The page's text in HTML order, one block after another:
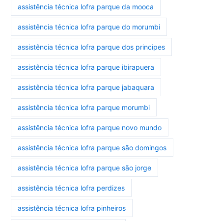
assistência técnica lofra parque da mooca
assistência técnica lofra parque do morumbi
assistência técnica lofra parque dos principes
assistência técnica lofra parque ibirapuera
assistência técnica lofra parque jabaquara
assistência técnica lofra parque morumbi
assistência técnica lofra parque novo mundo
assistência técnica lofra parque são domingos
assistência técnica lofra parque são jorge
assistência técnica lofra perdizes
assistência técnica lofra pinheiros